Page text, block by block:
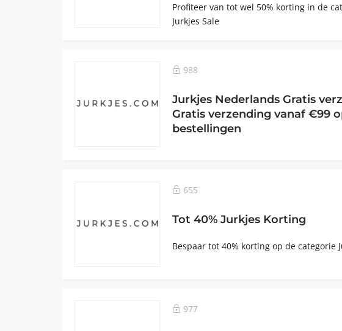
Profiteer van tot wel 50% korting in de
Jurkjes Sale
988
Jurkjes Nederlands Gratis
Gratis verzending vanaf €99
bestellingen
655
Tot 40% Jurkjes Korting
Bespaar tot 40% korting op de categorie
977